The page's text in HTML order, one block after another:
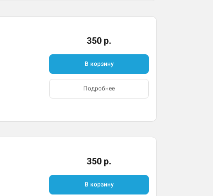
350 р.
В корзину
Подробнее
350 р.
В корзину